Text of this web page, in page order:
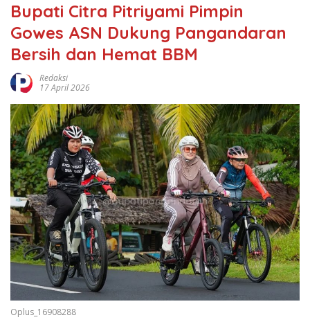
Bupati Citra Pitriyami Pimpin
Gowes ASN Dukung Pangandaran
Bersih dan Hemat BBM
Redaksi
17 April 2026
Oplus_16908288